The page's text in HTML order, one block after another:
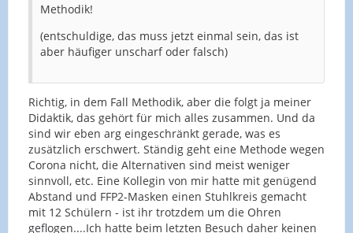
Methodik!
(entschuldige, das muss jetzt einmal sein, das ist
aber häufiger unscharf oder falsch)
Richtig, in dem Fall Methodik, aber die folgt ja meiner
Didaktik, das gehört für mich alles zusammen. Und da
sind wir eben arg eingeschränkt gerade, was es
zusätzlich erschwert. Ständig geht eine Methode wegen
Corona nicht, die Alternativen sind meist weniger
sinnvoll, etc. Eine Kollegin von mir hatte mit genügend
Abstand und FFP2-Masken einen Stuhlkreis gemacht
mit 12 Schülern - ist ihr trotzdem um die Ohren
geflogen....Ich hatte beim letzten Besuch daher keinen